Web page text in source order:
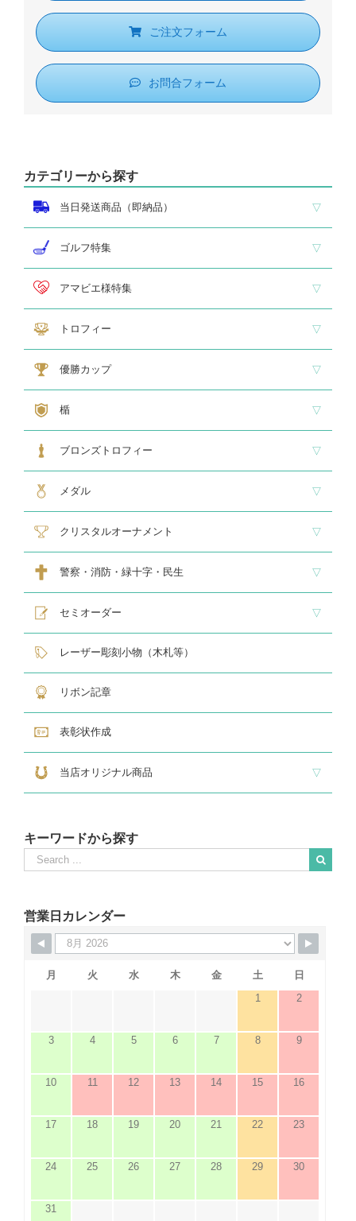
ご注文フォーム
お問合フォーム
カテゴリーから探す
当日発送商品（即納品）
即納品 トロフィー
即納品 優勝カップ
即納品 クリスタル
即納品 特価品
ゴルフ特集
ホールインワン
ゴルフ専用カップ
ゴルフ専用ブロンズ
ゴルフ専用クリスタル
アマビエ様特集
アマビエ木札
アマビエボールチェーンキーホルダー
アマビエトロフィー
トロフィー
大型トロフィー
中型トロフィー１
中型トロフィー２
小型トロフィー
メダル交換式トロフィー
ペナント優勝カップ
大型・高級カップ
レリーフ交換式カップ
スタンダードカップ
デザインカップ
ゴルフ専用カップ
オニックスカップ
ガラスカップ
カラーカップ
ゴールドカップ
プラスチックカップ
ペナント
楯
スタンダード楯１
スタンダード楯２
スタンダード楯３
ゴルフ・野球・サッカー
その他スポーツ、文化系専用楯
メダル・レリーフ交換式楯
ハローキティ楯
ブロンズトロフィー
スタンダードブロンズ
各種専用ブロンズ
ゴルフ専用ブロンズ
メダル・レリーフ交換式ブロンズ
ハローキティブロンズ
メダル
スタンダードメダル
大きなメダル(70mmφ～)
レリーフ式勲章型メダル
オリジナルメダル
メダルケース
クリスタルオーナメント
スタンダードクリスタル１
スタンダードクリスタル２
ゴルフ専用クリスタル
警察・消防・緑十字・民生
レリーフ交換式各種
民生・緑十字専用楯
自衛隊専用
警察消防関連メダル
セミオーダー
サンドブラスト
レーザー彫刻楯
フルカラーダイレクトプリント
インクジェットプリントエポ
オリジナル木札
レーザー彫刻小物（木札等）
リボン記章
表彰状作成
当店オリジナル商品
キーワードから探す
Search
for:
営業日カレンダー
月 火 水 木 金 土
日
1
2
3 4 5 6 7 8 9
10 11 12 13 14 15 16
17 18 19 20 21 22 23
24 25 26 27 28 29 30
31